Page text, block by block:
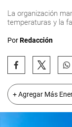
La organización
temperaturas y la
PorRedacción
+ Agregar Más